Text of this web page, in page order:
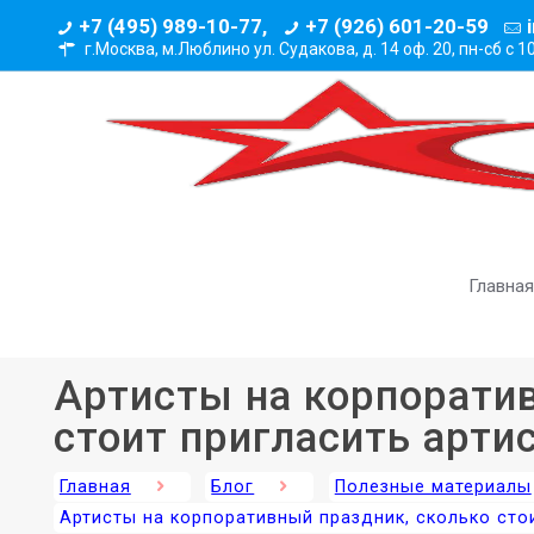
+7 (495) 989-10-77, +7 (926) 601-20-59
г.Москва, м.Люблино ул. Судакова, д. 14 оф. 20, пн-сб с
Главная
Артисты на
стоит пригласить
Главная Блог
Полезные материалы
Артисты на корпоративный праздник, сколько